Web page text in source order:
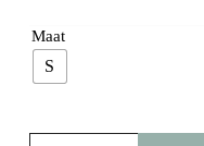
Maat
S